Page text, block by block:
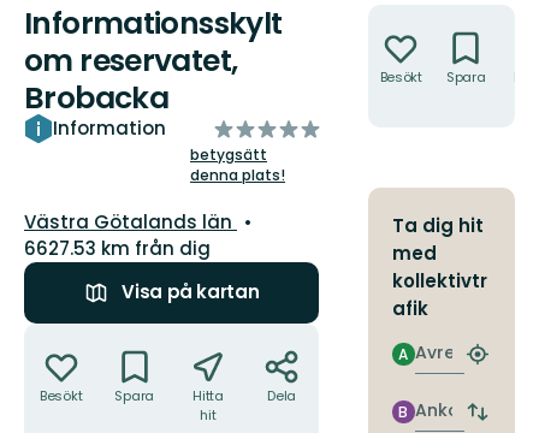
Informationsskylt
om reservatet,
Brobacka
Information
av
5
stjärnor
betygsätt
denna plats!
Län:
Västra Götalands län
6627.53 km från dig
Visa på kartan
Besökt Spara
Hitta
hit
Dela
Besökt Spara
Ta dig hit
med
kollektivtr
afik
Avresa
A
Hitta
Ankomst
B
Byt